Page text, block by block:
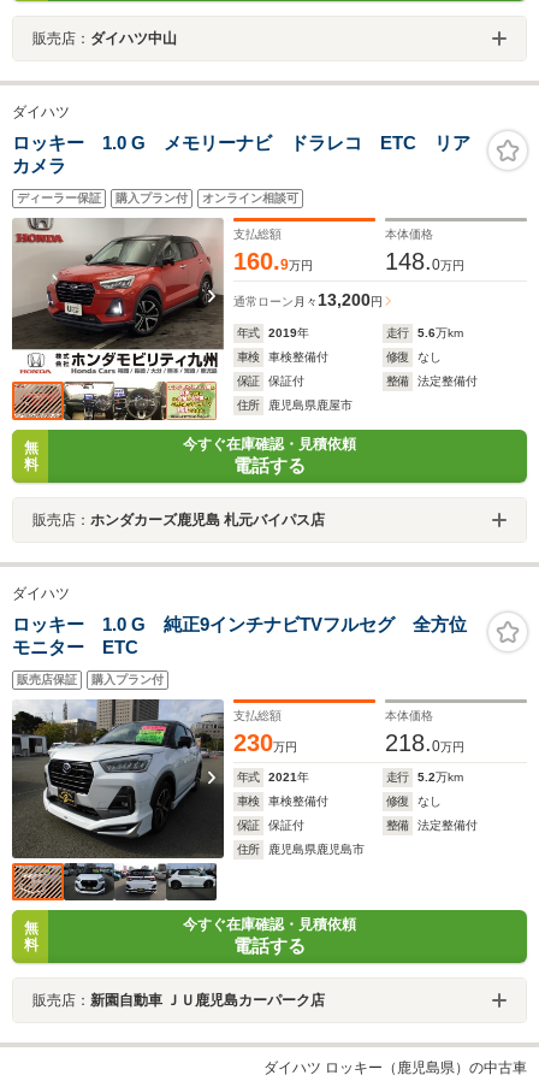
販売店： ダイハツ中山
ダイハツ
ロッキー 1.0 G メモリーナビ ドラレコ ETC リア
カメラ
ディーラー保証 購入プラン付 オンライン相談可
支払総額
160.9万円
本体価格
148.0万円
通常ローン 月々 13,200円
年式 2019年 走行 5.6万km
車検
車検整備付 修復
なし
保証
保証付 整備
法定整備付
住所
鹿児島県鹿屋市
無
料
今すぐ在庫確認・見積依頼
電話する
販売店： ホンダカーズ鹿児島 札元バイパス店
ダイハツ
ロッキー 1.0 G 純正9インチナビTVフルセグ 全方位
モニター ETC
販売店保証 購入プラン付
支払総額
230万円
本体価格
218.0万円
年式 2021年 走行 5.2万km
車検
車検整備付 修復
なし
保証
保証付 整備
法定整備付
住所
鹿児島県鹿児島市
無
料
今すぐ在庫確認・見積依頼
電話する
販売店： 新園自動車 ＪＵ鹿児島カーパーク店
ダイハツ ロッキー（鹿児島県）の中古車